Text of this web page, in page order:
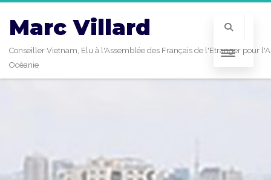
Marc Villard
Conseiller Vietnam, Elu à l'Assemblée des Français de l'Etranger pour
Océanie